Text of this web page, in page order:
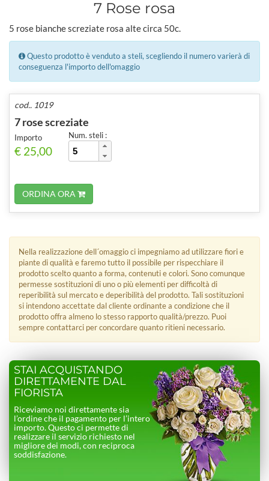
7 Rose rosa
5 rose bianche screziate rosa alte circa 50c.
Questo prodotto è venduto a steli, scegliendo il numero varierà di
conseguenza l'importo dell'omaggio
cod.. 1019
7 rose screziate
Importo
€ 25,00
Num. steli :
ORDINA ORA
Nella realizzazione dell´omaggio ci impegniamo ad utilizzare fiori e
piante di qualità e faremo tutto il possibile per rispecchiare il
prodotto scelto quanto a forma, contenuti e colori. Sono comunque
permesse sostituzioni di uno o più elementi per difficoltà di
reperibilità sul mercato e deperibilità del prodotto. Tali sostituzioni
si intendono accettate dal cliente ordinante a condizione che il
prodotto offra almeno lo stesso rapporto qualità/prezzo. Puoi
sempre contattarci per concordare quanto ritieni necessario.
STAI ACQUISTANDO
DIRETTAMENTE DAL
FIORISTA
Riceviamo noi direttamente sia
l’ordine che il pagamento per l’intero
importo. Questo ci permette di
realizzare il servizio richiesto nel
migliore dei modi, con reciproca
soddisfazione.